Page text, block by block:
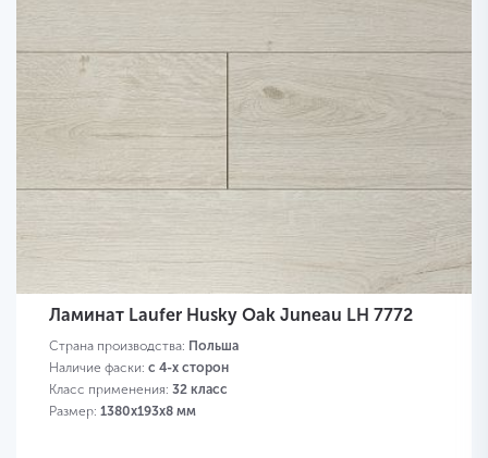
Ламинат Laufer Husky Oak Juneau LH 7772
Страна производства: Польша
Наличие фаски: с 4-х сторон
Класс применения: 32 класс
Размер: 1380х193х8 мм